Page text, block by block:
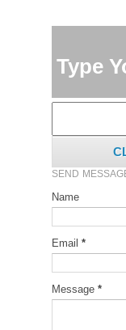
Type
SEND
Name
Email *
Message *